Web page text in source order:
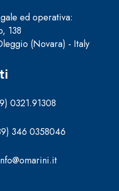
ed operativa:
138
(Novara) - Italy
0321.91308
346 0358046